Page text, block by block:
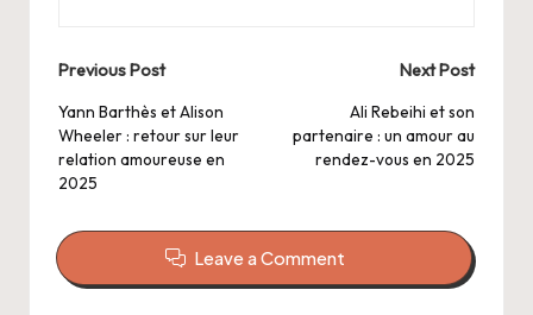
Post
navigation
Previous Post
Yann Barthès et Alison
Wheeler : retour sur leur
relation amoureuse en
2025
Next Post
Ali Rebeihi et son
partenaire : un amour au
rendez-vous en 2025
Leave a Comment